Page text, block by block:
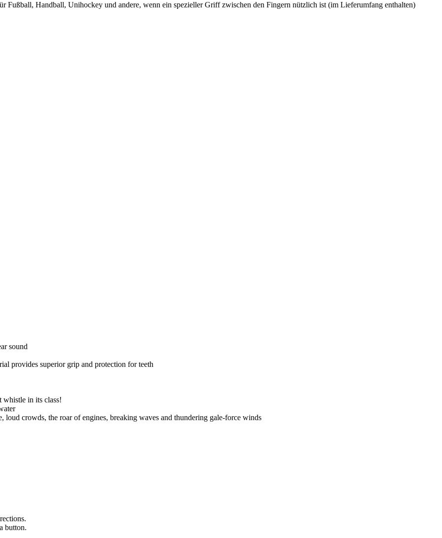
Fußball, Handball, Unihockey und andere, wenn ein spezieller Griff zwischen den Fingern nützlich ist (im Lieferumfang enthalten)
sound
provides superior grip and protection for teeth
whistle in its class!
loud crowds, the roar of engines, breaking waves and thundering gale-force winds
button.